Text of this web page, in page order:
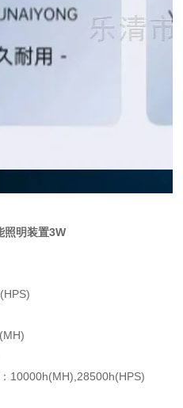
照明装置3W
10000h(MH),28500h(HPS)